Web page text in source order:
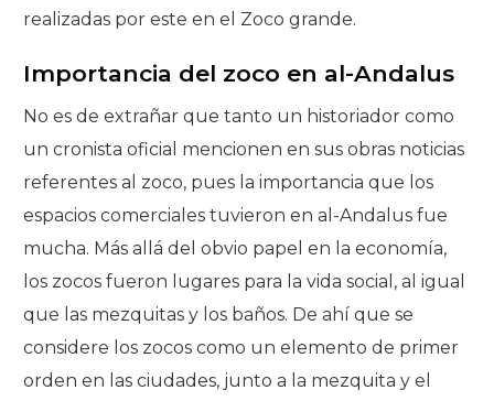
realizadas por este en el Zoco grande.
Importancia del zoco en al-Andalus
No es de extrañar que tanto un historiador como
un cronista oficial mencionen en sus obras noticias
referentes al zoco, pues la importancia que los
espacios comerciales tuvieron en al-Andalus fue
mucha. Más allá del obvio papel en la economía,
los zocos fueron lugares para la vida social, al igual
que las mezquitas y los baños. De ahí que se
considere los zocos como un elemento de primer
orden en las ciudades, junto a la mezquita y el